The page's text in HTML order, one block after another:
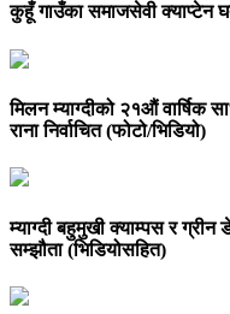
कुहूँ गाउँका समाजसेवी क्याप्टेन
मिलन म्याग्दीको २१औं वार्षिक
राना निर्वाचित (फोटो/भिडियो)
म्याग्दी बहुमुखी क्याम्पस र
सम्झौता (भिडियोसहित)